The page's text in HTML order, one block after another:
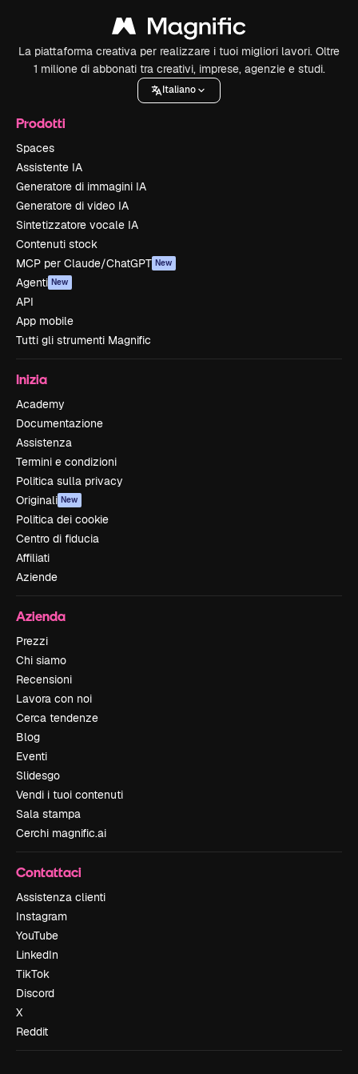
La piattaforma creativa per realizzare i tuoi migliori lavori. Oltre
1 milione di abbonati tra creativi, imprese, agenzie e studi.
Italiano
Prodotti
Spaces
Assistente IA
Generatore di immagini IA
Generatore di video IA
Sintetizzatore vocale IA
Contenuti stock
MCP per Claude/ChatGPT New
Agenti New
API
App mobile
Tutti gli strumenti Magnific
Inizia
Academy
Documentazione
Assistenza
Termini e condizioni
Politica sulla privacy
Originali New
Politica dei cookie
Centro di fiducia
Affiliati
Aziende
Azienda
Prezzi
Chi siamo
Recensioni
Lavora con noi
Cerca tendenze
Blog
Eventi
Slidesgo
Vendi i tuoi contenuti
Sala stampa
Cerchi magnific.ai
Contattaci
Assistenza clienti
Instagram
YouTube
LinkedIn
TikTok
Discord
X
Reddit